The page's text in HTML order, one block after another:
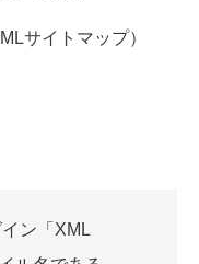
サイトマップ）
ン「XML